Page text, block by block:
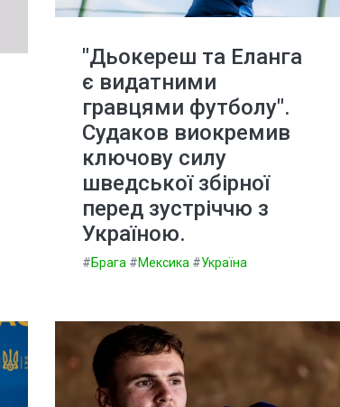
"Дьокереш та Еланга
є видатними
гравцями футболу".
Судаков виокремив
ключову силу
шведської збірної
перед зустріччю з
Україною.
#Брага #Мексика #Україна